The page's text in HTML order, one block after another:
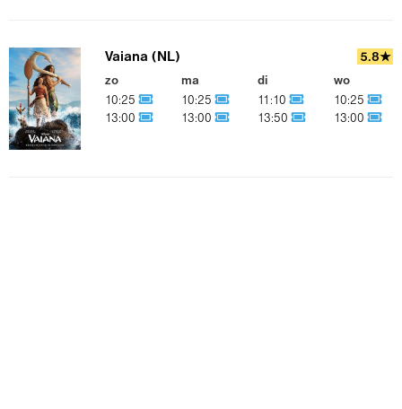
Vaiana (NL) 5.8★
zo
10:25
13:00
ma
10:25
13:00
di
11:10
13:50
wo
10:25
13:00